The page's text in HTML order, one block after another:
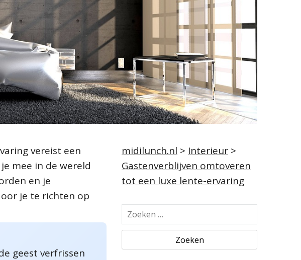
vereist een
mee in de wereld
en je
je te richten op
geest verfrissen
midilunch.nl > Interieur >
Gastenverblijven omtoveren
tot een luxe lente-ervaring
o
k